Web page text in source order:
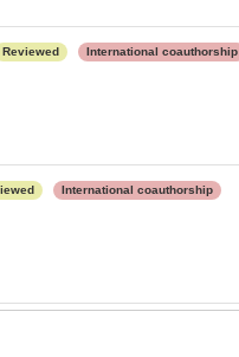
Reviewed International coauthorship
International coauthorship